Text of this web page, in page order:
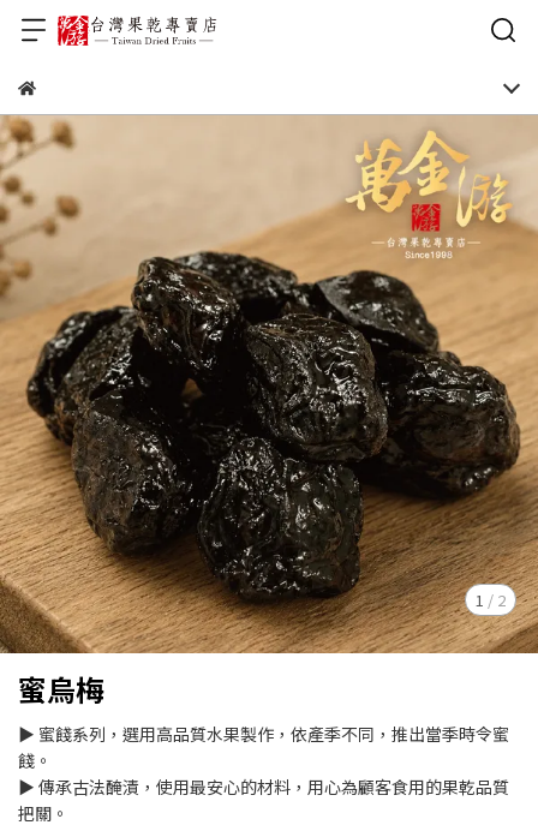
1 / 2
蜜烏梅
▶ 蜜餞系列，選用高品質水果製作，依產季不同，推出當季時令蜜
餞。
▶ 傳承古法醃漬，使用最安心的材料，用心為顧客食用的果乾品質
把關。